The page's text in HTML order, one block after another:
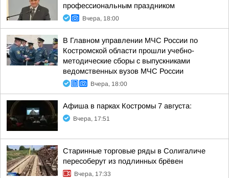
профессиональным праздником
Вчера, 18:00
В Главном управлении МЧС России по
Костромской области прошли учебно-
методические сборы с выпускниками
ведомственных вузов МЧС России
Вчера, 18:00
Афиша в парках Костромы 7 августа:
Вчера, 17:51
Старинные торговые ряды в Солигаличе
пересоберут из подлинных брёвен
Вчера, 17:33